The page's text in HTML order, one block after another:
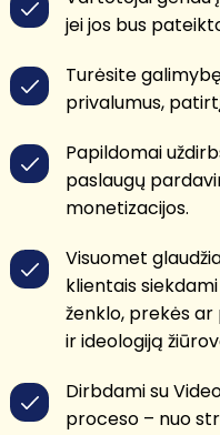
jei jos bus
Turėsite
privalumus,
Papildomai
paslaugų
monetizacijos.
Visuomet
klientais
ženklo, prekės
ir ideologiją
Dirbdami su
proceso – nuo